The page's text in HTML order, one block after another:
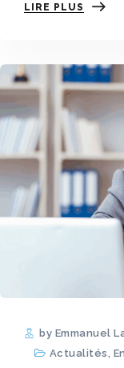
LIRE PLUS
by Emmanuel
Actualités,